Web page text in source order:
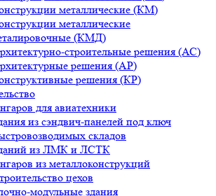
металлические (КМ)
металлические
(КМД)
строительные решения (АС)
решения (АР)
решения (КР)
для авиатехники
из сэндвич-панелей под ключ
складов
из ЛМК и ЛСТК
из металлоконструкций
цехов
модульные здания